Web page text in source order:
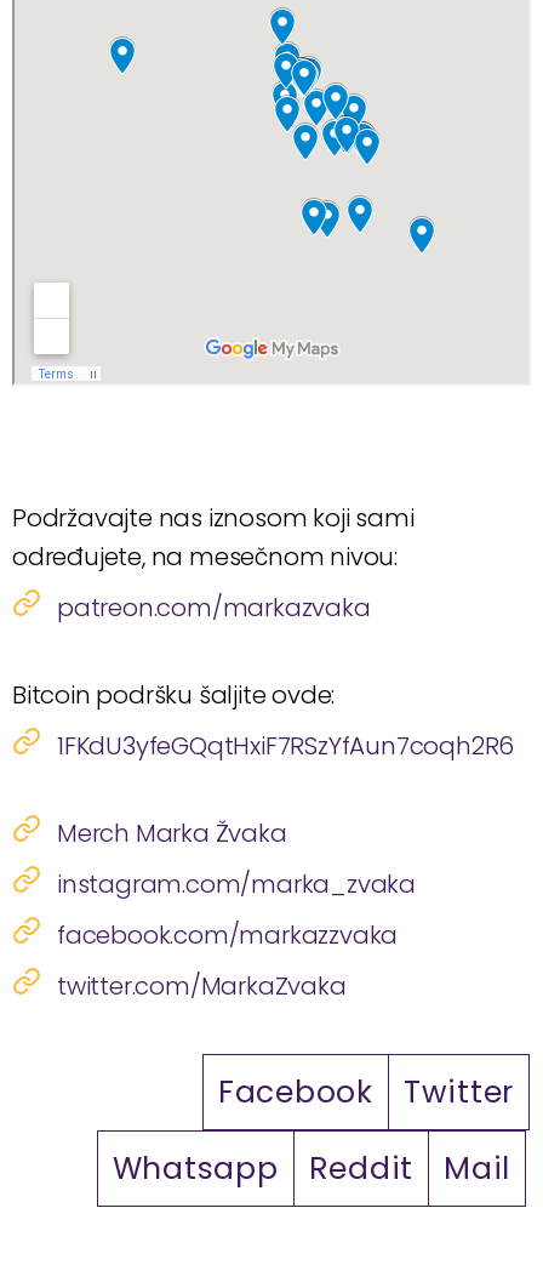
Podržavajte nas iznosom koji sami
određujete, na mesečnom nivou:
patreon.com/markazvaka
Bitcoin podršku šaljite ovde:
1FKdU3yfeGQqtHxiF7RSzYfAun7coqh2R6
Merch Marka Žvaka
instagram.com/marka_zvaka
facebook.com/markazzvaka
twitter.com/MarkaZvaka
Facebook
Twitter
Whatsapp
Reddit Mail